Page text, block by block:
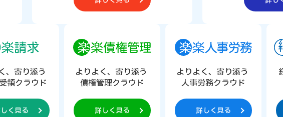
、寄り添う
領クラウド
く見る
よりよく、寄り添う
債権管理クラウド
詳しく見る
よりよく、寄り添う
人事労務クラウド
詳しく見る